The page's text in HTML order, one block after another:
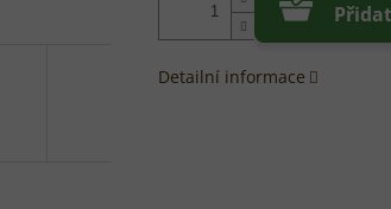
Detailní informace